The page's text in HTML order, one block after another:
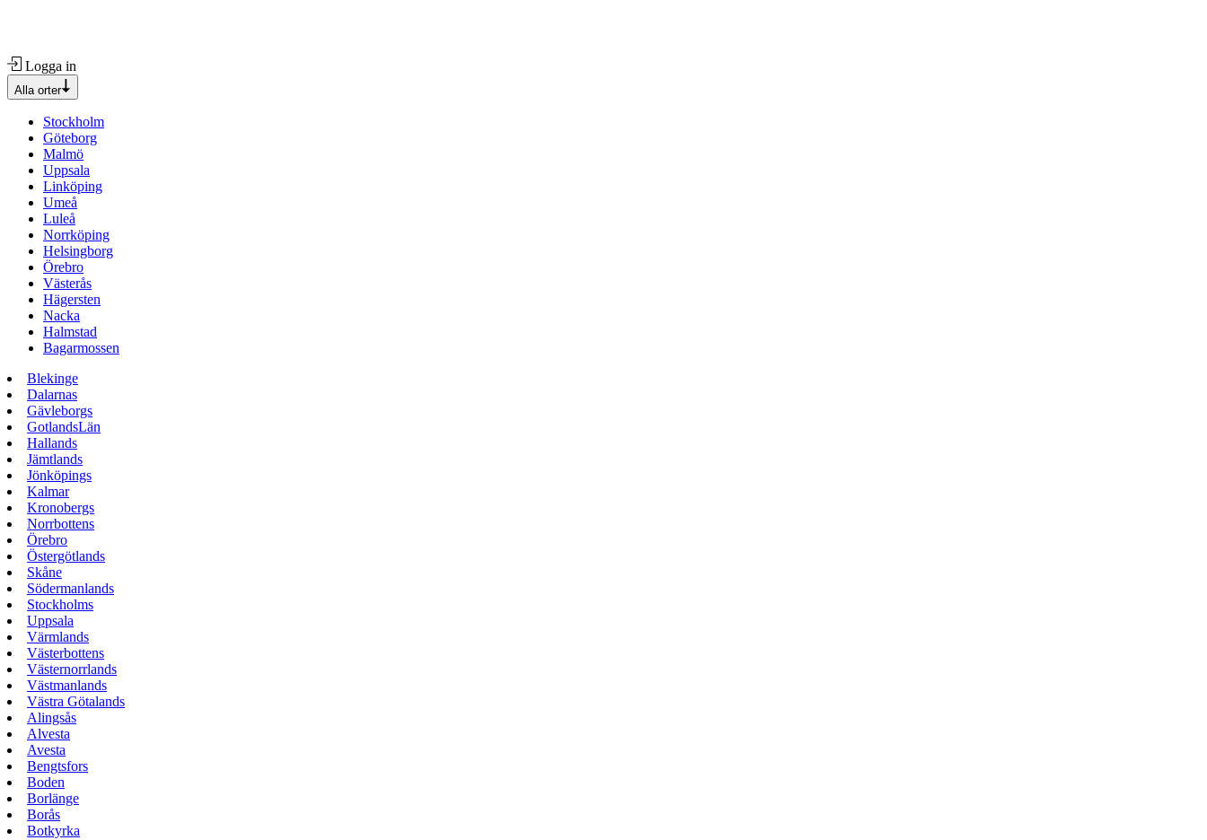
Logga in
Alla orter
Stockholm
Göteborg
Malmö
Uppsala
Linköping
Umeå
Luleå
Norrköping
Helsingborg
Örebro
Västerås
Hägersten
Nacka
Halmstad
Bagarmossen
Blekinge
Dalarnas
Gävleborgs
GotlandsLän
Hallands
Jämtlands
Jönköpings
Kalmar
Kronobergs
Norrbottens
Örebro
Östergötlands
Skåne
Södermanlands
Stockholms
Uppsala
Värmlands
Västerbottens
Västernorrlands
Västmanlands
Västra Götalands
Alingsås
Alvesta
Avesta
Bengtsfors
Boden
Borlänge
Borås
Botkyrka